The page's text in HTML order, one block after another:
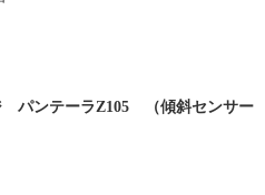
パンテーラZ105 （傾斜センサー